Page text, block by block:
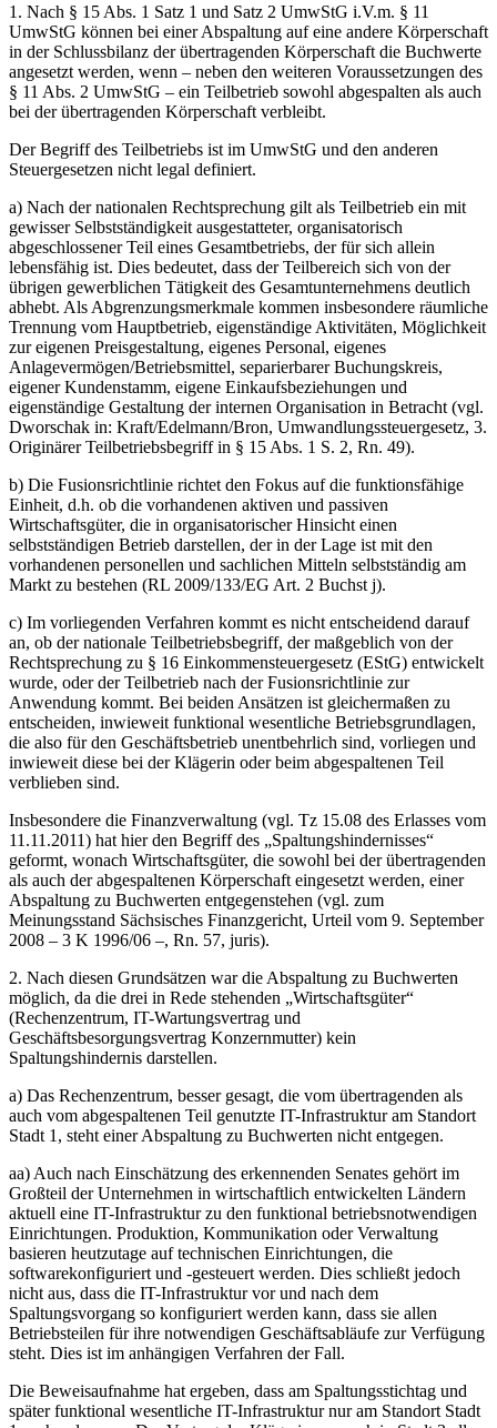
1. Nach § 15 Abs. 1 Satz 1 und Satz 2 UmwStG i.V.m. § 11
UmwStG können bei einer Abspaltung auf eine andere Körperschaft
in der Schlussbilanz der übertragenden Körperschaft die Buchwerte
angesetzt werden, wenn – neben den weiteren Voraussetzungen des
§ 11 Abs. 2 UmwStG – ein Teilbetrieb sowohl abgespalten als auch
bei der übertragenden Körperschaft verbleibt.
Der Begriff des Teilbetriebs ist im UmwStG und den anderen
Steuergesetzen nicht legal definiert.
a) Nach der nationalen Rechtsprechung gilt als Teilbetrieb ein mit
gewisser Selbstständigkeit ausgestatteter, organisatorisch
abgeschlossener Teil eines Gesamtbetriebs, der für sich allein
lebensfähig ist. Dies bedeutet, dass der Teilbereich sich von der
übrigen gewerblichen Tätigkeit des Gesamtunternehmens deutlich
abhebt. Als Abgrenzungsmerkmale kommen insbesondere räumliche
Trennung vom Hauptbetrieb, eigenständige Aktivitäten, Möglichkeit
zur eigenen Preisgestaltung, eigenes Personal, eigenes
Anlagevermögen/Betriebsmittel, separierbarer Buchungskreis,
eigener Kundenstamm, eigene Einkaufsbeziehungen und
eigenständige Gestaltung der internen Organisation in Betracht (vgl.
Dworschak in: Kraft/Edelmann/Bron, Umwandlungssteuergesetz, 3.
Originärer Teilbetriebsbegriff in § 15 Abs. 1 S. 2, Rn. 49).
b) Die Fusionsrichtlinie richtet den Fokus auf die funktionsfähige
Einheit, d.h. ob die vorhandenen aktiven und passiven
Wirtschaftsgüter, die in organisatorischer Hinsicht einen
selbstständigen Betrieb darstellen, der in der Lage ist mit den
vorhandenen personellen und sachlichen Mitteln selbstständig am
Markt zu bestehen (RL 2009/133/EG Art. 2 Buchst j).
c) Im vorliegenden Verfahren kommt es nicht entscheidend darauf
an, ob der nationale Teilbetriebsbegriff, der maßgeblich von der
Rechtsprechung zu § 16 Einkommensteuergesetz (EStG) entwickelt
wurde, oder der Teilbetrieb nach der Fusionsrichtlinie zur
Anwendung kommt. Bei beiden Ansätzen ist gleichermaßen zu
entscheiden, inwieweit funktional wesentliche Betriebsgrundlagen,
die also für den Geschäftsbetrieb unentbehrlich sind, vorliegen und
inwieweit diese bei der Klägerin oder beim abgespaltenen Teil
verblieben sind.
Insbesondere die Finanzverwaltung (vgl. Tz 15.08 des Erlasses vom
11.11.2011) hat hier den Begriff des „Spaltungshindernisses“
geformt, wonach Wirtschaftsgüter, die sowohl bei der übertragenden
als auch der abgespaltenen Körperschaft eingesetzt werden, einer
Abspaltung zu Buchwerten entgegenstehen (vgl. zum
Meinungsstand Sächsisches Finanzgericht, Urteil vom 9. September
2008 – 3 K 1996/06 –, Rn. 57, juris).
2. Nach diesen Grundsätzen war die Abspaltung zu Buchwerten
möglich, da die drei in Rede stehenden „Wirtschaftsgüter“
(Rechenzentrum, IT-Wartungsvertrag und
Geschäftsbesorgungsvertrag Konzernmutter) kein
Spaltungshindernis darstellen.
a) Das Rechenzentrum, besser gesagt, die vom übertragenden als
auch vom abgespaltenen Teil genutzte IT-Infrastruktur am Standort
Stadt 1, steht einer Abspaltung zu Buchwerten nicht entgegen.
aa) Auch nach Einschätzung des erkennenden Senates gehört im
Großteil der Unternehmen in wirtschaftlich entwickelten Ländern
aktuell eine IT-Infrastruktur zu den funktional betriebsnotwendigen
Einrichtungen. Produktion, Kommunikation oder Verwaltung
basieren heutzutage auf technischen Einrichtungen, die
softwarekonfiguriert und -gesteuert werden. Dies schließt jedoch
nicht aus, dass die IT-Infrastruktur vor und nach dem
Spaltungsvorgang so konfiguriert werden kann, dass sie allen
Betriebsteilen für ihre notwendigen Geschäftsabläufe zur Verfügung
steht. Dies ist im anhängigen Verfahren der Fall.
Die Beweisaufnahme hat ergeben, dass am Spaltungsstichtag und
später funktional wesentliche IT-Infrastruktur nur am Standort Stadt